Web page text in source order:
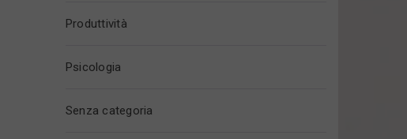
Produttività
Psicologia
Senza categoria